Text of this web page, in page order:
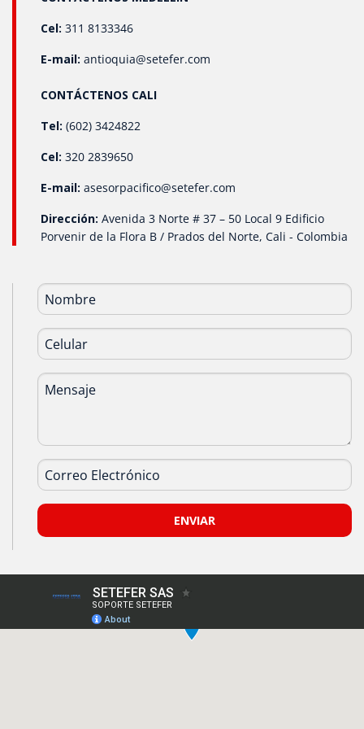
Cel: 311 8133346
E-mail: antioquia@setefer.com
CONTÁCTENOS CALI
Tel: (602) 3424822
Cel: 320 2839650
E-mail: asesorpacifico@setefer.com
Dirección: Avenida 3 Norte # 37 – 50 Local 9 Edificio
Porvenir de la Flora B / Prados del Norte, Cali - Colombia